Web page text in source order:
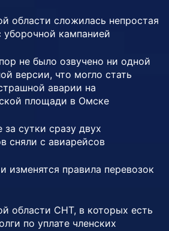
области сложилась непростая
уборочной кампанией
не было озвучено ни одной
версии, что могло стать
аварии на
площади в Омске
сутки сразу двух
сняли с авиарейсов
изменятся правила перевозок
области СНТ, в которых есть
по уплате членских